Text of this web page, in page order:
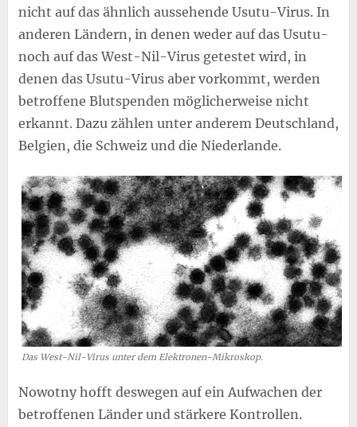
nicht auf das ähnlich aussehende Usutu-Virus. In
anderen Ländern, in denen weder auf das Usutu-
noch auf das West-Nil-Virus getestet wird, in
denen das Usutu-Virus aber vorkommt, werden
betroffene Blutspenden möglicherweise nicht
erkannt. Dazu zählen unter anderem Deutschland,
Belgien, die Schweiz und die Niederlande.
Das West-Nil-Virus unter dem Elektronen-Mikroskop.
Nowotny hofft deswegen auf ein Aufwachen der
betroffenen Länder und stärkere Kontrollen.